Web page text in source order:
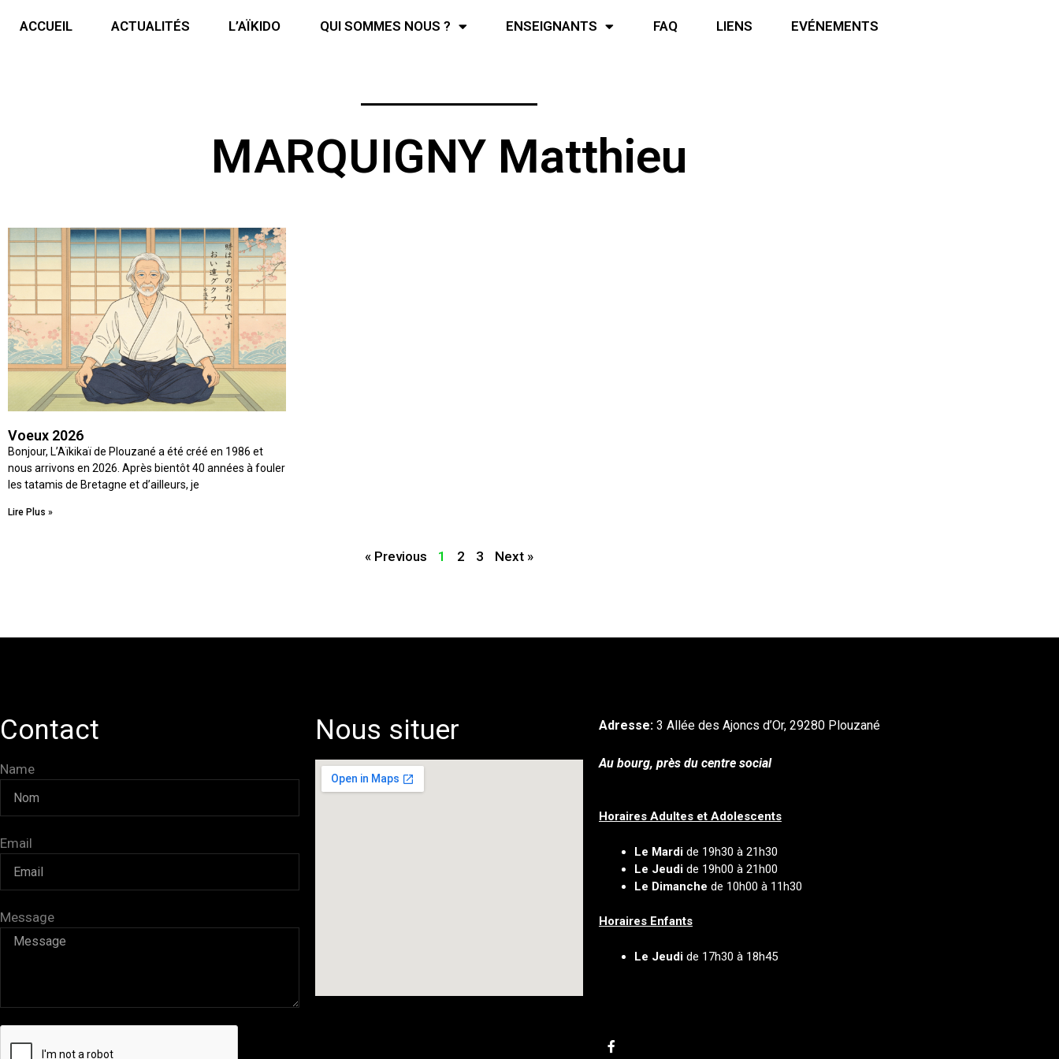
ACCUEIL ACTUALITÉS L’AÏKIDO QUI SOMMES NOUS ? ENSEIGNANTS FAQ LIENS EVÉNEMENTS
MARQUIGNY Matthieu
Voeux 2026
Bonjour, L’Aïkikaï de Plouzané a été créé en 1986 et
nous arrivons en 2026. Après bientôt 40 années à fouler
les tatamis de Bretagne et d’ailleurs, je
Lire Plus »
« Previous 1 2 3 Next »
Contact
Name
Email
Message
Nous situer Adresse:3 Allée des Ajoncs d’Or, 29280 Plouzané
Au bourg, près du centre social
Horaires Adultes et Adolescents
Le Mardi de 19h30 à 21h30
Le Jeudide 19h00 à 21h00
Le Dimanche de 10h00 à 11h30
Horaires Enfants
Le Jeudide 17h30 à 18h45